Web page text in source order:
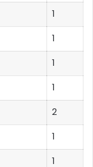
1
1
1
1
2
1
1